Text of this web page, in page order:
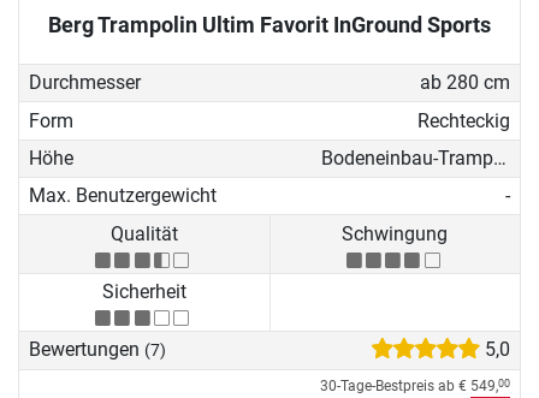
Berg Trampolin Ultim Favorit InGround Sports
Durchmesser
ab 280 cm
Form
Rechteckig
Höhe
Bodeneinbau-Trampolin
Max. Benutzergewicht
-
Qualität
Schwingung
Sicherheit
Bewertungen (7) 5,0
30-Tage-Bestpreis ab € 549,00